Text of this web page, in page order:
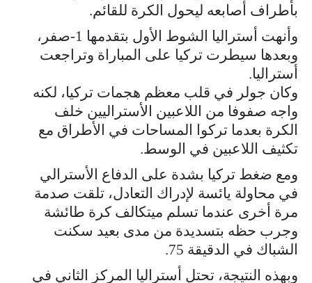
بأطراف أصابعه ليحول الكرة للقائم.
وأنهت أستراليا الشوط الأول بتقدمها 1-صفر،
وبعدها سيطرت تركيا على المباراة وتراجعت
أستراليا.
وكان جولر في قلب معظم هجمات تركيا، لكنه
واجه صفوفا من اللاعبين الأستراليين خلف
الكرة بعدما تركوا المساحات في الأطراق مع
تكثيف اللاعبين في الوسط.
ومع ضغط تركيا بشدة على الدفاع الأسترالي
في محاولة يائسة لإدراك التعادل، تلقت صدمة
مرة أخرى عندما تسلم ميتكالف كرة طائشة
وجرب حظه بتسديدة من مدى بعيد سكنت
الشباك في الدقيقة 75.
وبهذه النتيجة، تحتل أستراليا المركز الثاني في